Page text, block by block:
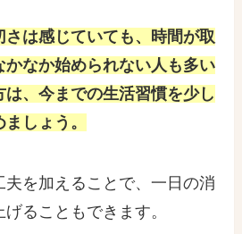
は感じていても、時間が取
かなか始められない人も多い
、今までの生活習慣を少し
しょう。
を加えることで、一日の消
ることもできます。